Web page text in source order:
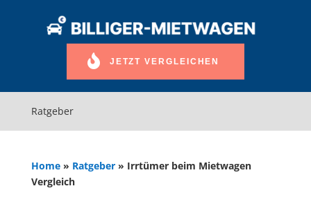
JETZT VERGLEICHEN
Ratgeber
Home» Ratgeber» Irrtümer beim Mietwagen
Vergleich